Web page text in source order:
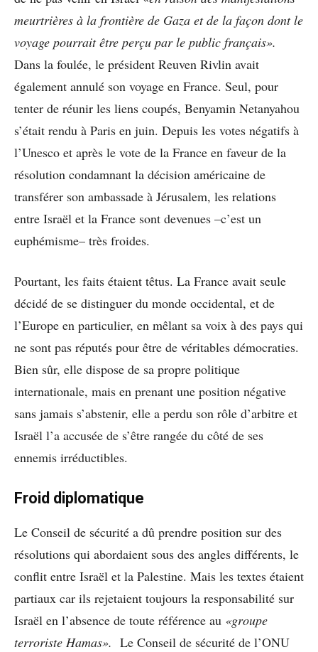
meurtrières à la frontière de Gaza et de la façon dont le
voyage pourrait être perçu par le public français».
Dans la foulée, le président Reuven Rivlin avait
également annulé son voyage en France. Seul, pour
tenter de réunir les liens coupés, Benyamin Netanyahou
s’était rendu à Paris en juin. Depuis les votes négatifs à
l’Unesco et après le vote de la France en faveur de la
résolution condamnant la décision américaine de
transférer son ambassade à Jérusalem, les relations
entre Israël et la France sont devenues –c’est un
euphémisme– très froides.
Pourtant, les faits étaient têtus. La France avait seule
décidé de se distinguer du monde occidental, et de
l’Europe en particulier, en mêlant sa voix à des pays qui
ne sont pas réputés pour être de véritables démocraties.
Bien sûr, elle dispose de sa propre politique
internationale, mais en prenant une position négative
sans jamais s’abstenir, elle a perdu son rôle d’arbitre et
Israël l’a accusée de s’être rangée du côté de ses
ennemis irréductibles.
Froid diplomatique
Le Conseil de sécurité a dû prendre position sur des
résolutions qui abordaient sous des angles différents, le
conflit entre Israël et la Palestine. Mais les textes étaient
partiaux car ils rejetaient toujours la responsabilité sur
Israël en l’absence de toute référence au «groupe
terroriste Hamas». Le Conseil de sécurité de l’ONU